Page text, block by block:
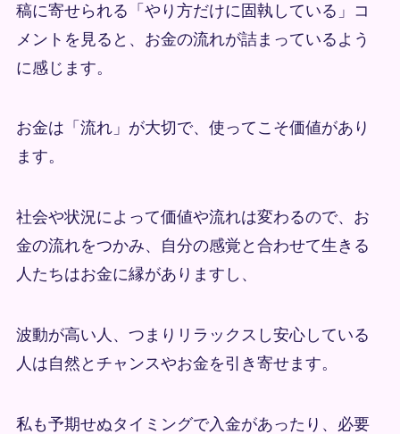
稿に寄せられる「やり方だけに固執している」コ
メントを見ると、お金の流れが詰まっているよう
に感じます。
お金は「流れ」が大切で、使ってこそ価値があり
ます。
社会や状況によって価値や流れは変わるので、お
金の流れをつかみ、自分の感覚と合わせて生きる
人たちはお金に縁がありますし、
波動が高い人、つまりリラックスし安心している
人は自然とチャンスやお金を引き寄せます。
私も予期せぬタイミングで入金があったり、必要